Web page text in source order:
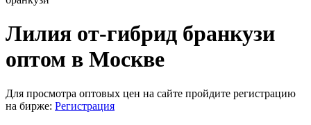
Лилия от-гибрид бранкузи
оптом в Москве
Для просмотра оптовых цен на сайте пройдите регистрацию
на бирже: Регистрация